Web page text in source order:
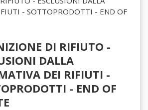
DI RIFIUTO -
DALLA
DEI RIFIUTI -
- END OF